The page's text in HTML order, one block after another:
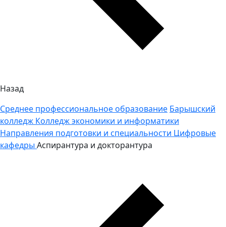
Назад
Среднее профессиональное образование Барышский
колледж Колледж экономики и информатики
Направления подготовки и специальности Цифровые
кафедры Аспирантура и докторантура